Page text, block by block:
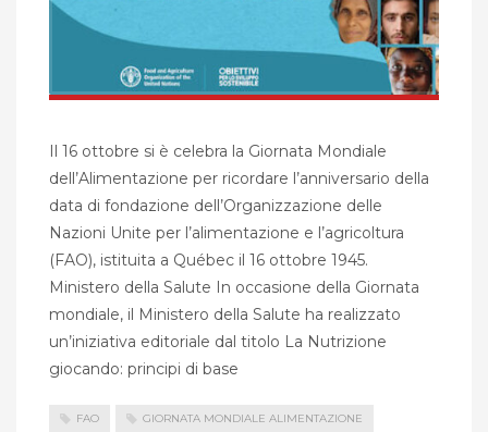
Il 16 ottobre si è celebra la Giornata Mondiale
dell’Alimentazione per ricordare l’anniversario della
data di fondazione dell’Organizzazione delle
Nazioni Unite per l’alimentazione e l’agricoltura
(FAO), istituita a Québec il 16 ottobre 1945.
Ministero della Salute In occasione della Giornata
mondiale, il Ministero della Salute ha realizzato
un’iniziativa editoriale dal titolo La Nutrizione
giocando: principi di base
FAO GIORNATA MONDIALE ALIMENTAZIONE